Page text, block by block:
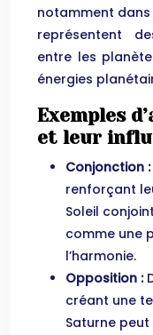
notamment
représentent
entre les
énergies
Exemples
et leur
Conjonction :
renforçant
Soleil
comme une
l’harmonie.
Opposition :
créant une
Saturne